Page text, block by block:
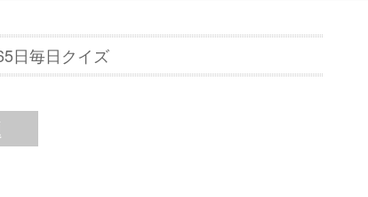
日毎日クイズ